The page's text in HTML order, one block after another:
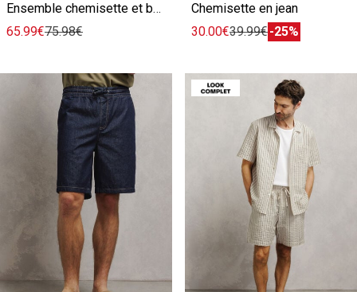
Ensemble chemisette et bermuda en jean - Bleu
65.99€75.98€
Chemisette en jean
30.00€39.99€-25%